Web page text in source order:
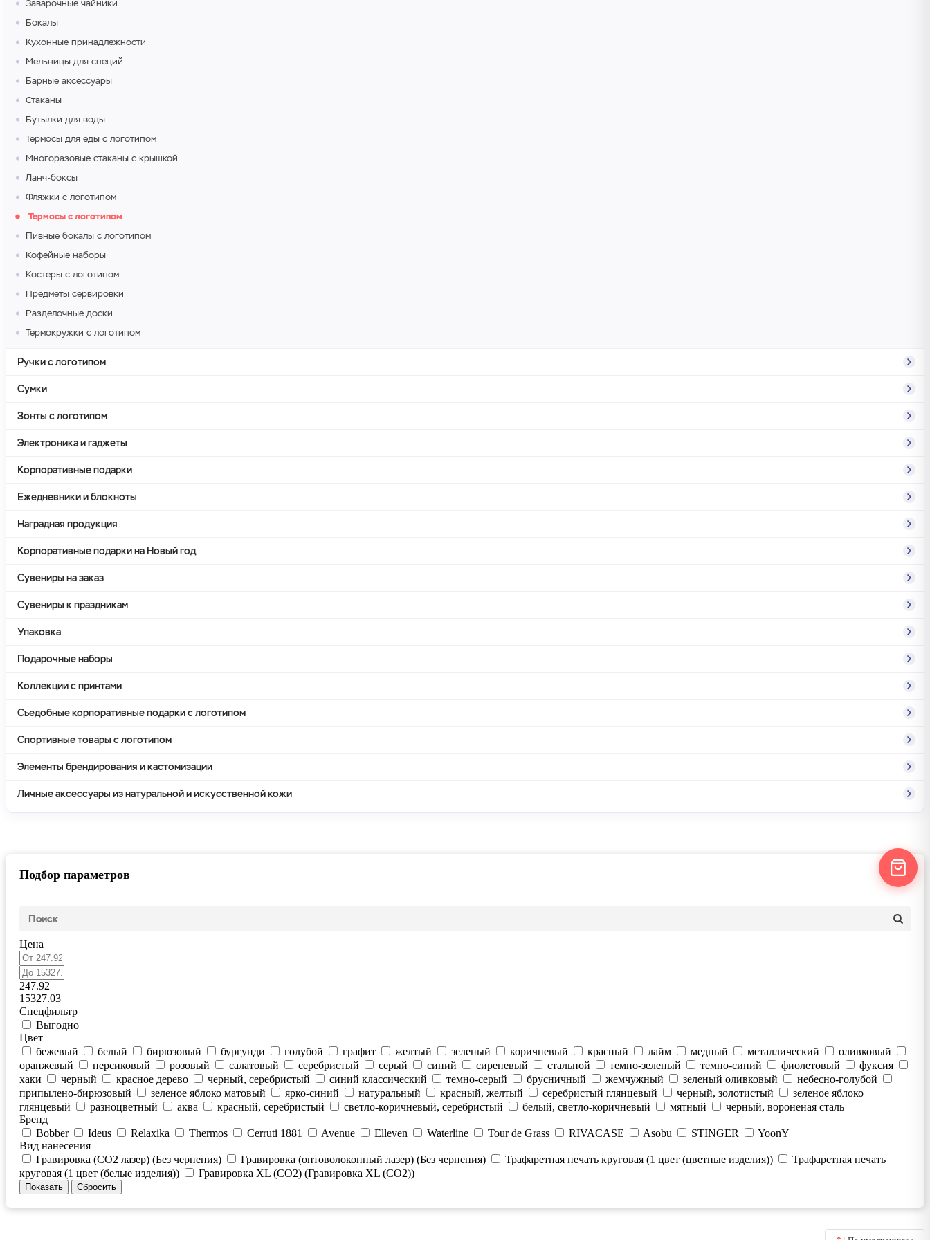
Заварочные чайники
Бокалы
Кухонные принадлежности
Мельницы для специй
Барные аксессуары
Стаканы
Бутылки для воды
Термосы для еды с логотипом
Многоразовые стаканы с крышкой
Ланч-боксы
Фляжки с логотипом
Термосы с логотипом
Пивные бокалы с логотипом
Кофейные наборы
Костеры с логотипом
Предметы сервировки
Разделочные доски
Термокружки с логотипом
Ручки с логотипом
Сумки
Зонты с логотипом
Электроника и гаджеты
Корпоративные подарки
Ежедневники и блокноты
Наградная продукция
Корпоративные подарки на Новый год
Сувениры на заказ
Сувениры к праздникам
Упаковка
Подарочные наборы
Коллекции с принтами
Съедобные корпоративные подарки с логотипом
Спортивные товары с логотипом
Элементы брендирования и кастомизации
Личные аксессуары из натуральной и искусственной кожи
Подбор параметров
Цена
247.92
15327.03
Спецфильтр
Выгодно
Цвет
бежевый
белый бирюзовый бургунди голубой графит желтый зеленый коричневый красный лайм медный металлический
оливковый
оранжевый
персиковый розовый салатовый серебристый серый синий сиреневый стальной темно-зеленый темно-синий фиолетовый
фуксия
хаки
черный красное дерево черный, серебристый синий классический темно-серый брусничный жемчужный зеленый оливковый
небесно-голубой
припылено-бирюзовый
зеленое яблоко матовый ярко-синий натуральный красный, желтый серебристый глянцевый черный, золотистый
зеленое яблоко
глянцевый
разноцветный аква красный, серебристый светло-коричневый, серебристый белый, светло-коричневый мятный
черный, вороненая сталь
Бренд
Bobber
Ideus Relaxika Thermos Cerruti 1881 Avenue Elleven Waterline Tour de Grass RIVACASE Asobu STINGER
YoonY
Вид нанесения
Гравировка (CO2 лазер) (Без чернения)
Гравировка (оптоволоконный лазер) (Без чернения) Трафаретная печать круговая (1 цвет (цветные изделия))
Трафаретная печать
круговая (1 цвет (белые изделия))
Гравировка XL (СО2) (Гравировка XL (СО2))